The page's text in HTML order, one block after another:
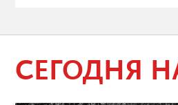
СЕГОДНЯ